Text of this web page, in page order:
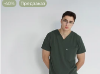
-40% Предзаказ